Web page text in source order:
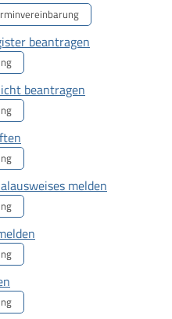
beantragen
beantragen
melden